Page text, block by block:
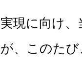
現に向け、
、このた